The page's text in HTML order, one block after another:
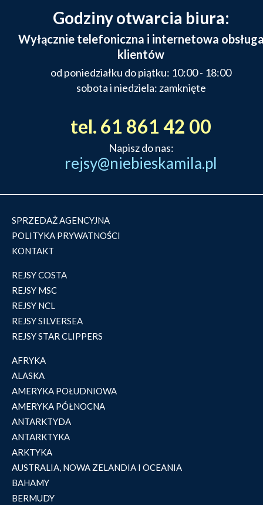
Godziny otwarcia biura:
Wyłącznie telefoniczna i internetowa
klientów
od poniedziałku do piątku: 10:00 - 18:00
sobota i niedziela: zamknięte
tel. 61 861 42 00
Napisz do nas:
rejsy@niebieskamila.pl
SPRZEDAŻ AGENCYJNA
POLITYKA PRYWATNOŚCI
KONTAKT
REJSY COSTA
REJSY MSC
REJSY NCL
REJSY SILVERSEA
REJSY STAR CLIPPERS
AFRYKA
ALASKA
AMERYKA POŁUDNIOWA
AMERYKA PÓŁNOCNA
ANTARKTYDA
ANTARKTYKA
ARKTYKA
AUSTRALIA, NOWA ZELANDIA I OCEANIA
BAHAMY
BERMUDY